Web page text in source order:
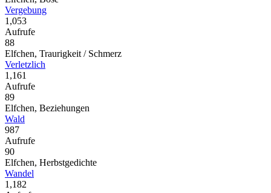
Vergebung
1,053
Aufrufe
88
Elfchen, Traurigkeit / Schmerz
Verletzlich
1,161
Aufrufe
89
Elfchen, Beziehungen
Wald
987
Aufrufe
90
Elfchen, Herbstgedichte
Wandel
1,182